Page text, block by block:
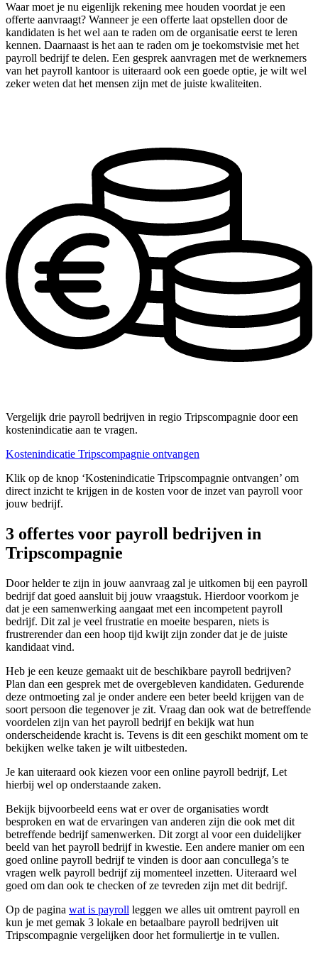
Waar moet je nu eigenlijk rekening mee houden voordat je een
offerte aanvraagt? Wanneer je een offerte laat opstellen door de
kandidaten is het wel aan te raden om de organisatie eerst te leren
kennen. Daarnaast is het aan te raden om je toekomstvisie met het
payroll bedrijf te delen. Een gesprek aanvragen met de werknemers
van het payroll kantoor is uiteraard ook een goede optie, je wilt wel
zeker weten dat het mensen zijn met de juiste kwaliteiten.
Vergelijk drie payroll bedrijven in regio Tripscompagnie door een
kostenindicatie aan te vragen.
Kostenindicatie Tripscompagnie ontvangen
Klik op de knop ‘Kostenindicatie Tripscompagnie ontvangen’ om
direct inzicht te krijgen in de kosten voor de inzet van payroll voor
jouw bedrijf.
3 offertes voor payroll bedrijven in
Tripscompagnie
Door helder te zijn in jouw aanvraag zal je uitkomen bij een payroll
bedrijf dat goed aansluit bij jouw vraagstuk. Hierdoor voorkom je
dat je een samenwerking aangaat met een incompetent payroll
bedrijf. Dit zal je veel frustratie en moeite besparen, niets is
frustrerender dan een hoop tijd kwijt zijn zonder dat je de juiste
kandidaat vind.
Heb je een keuze gemaakt uit de beschikbare payroll bedrijven?
Plan dan een gesprek met de overgebleven kandidaten. Gedurende
deze ontmoeting zal je onder andere een beter beeld krijgen van de
soort persoon die tegenover je zit. Vraag dan ook wat de betreffende
voordelen zijn van het payroll bedrijf en bekijk wat hun
onderscheidende kracht is. Tevens is dit een geschikt moment om te
bekijken welke taken je wilt uitbesteden.
Je kan uiteraard ook kiezen voor een online payroll bedrijf, Let
hierbij wel op onderstaande zaken.
Bekijk bijvoorbeeld eens wat er over de organisaties wordt
besproken en wat de ervaringen van anderen zijn die ook met dit
betreffende bedrijf samenwerken. Dit zorgt al voor een duidelijker
beeld van het payroll bedrijf in kwestie. Een andere manier om een
goed online payroll bedrijf te vinden is door aan concullega’s te
vragen welk payroll bedrijf zij momenteel inzetten. Uiteraard wel
goed om dan ook te checken of ze tevreden zijn met dit bedrijf.
Op de pagina wat is payroll leggen we alles uit omtrent payroll en
kun je met gemak 3 lokale en betaalbare payroll bedrijven uit
Tripscompagnie vergelijken door het formuliertje in te vullen.